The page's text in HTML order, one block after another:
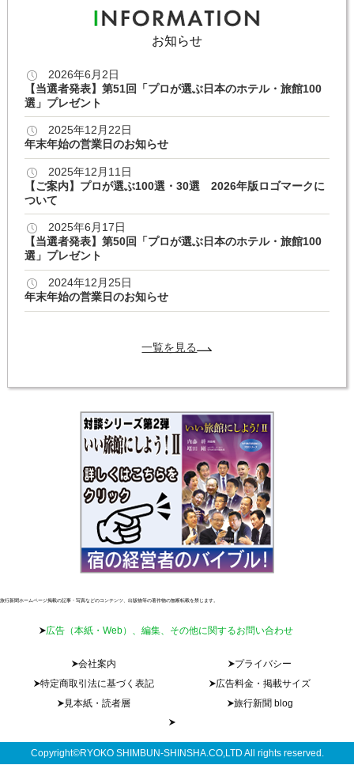
お知らせ
2026年6月2日
【当選者発表】第51回「プロが選ぶ日本のホテル・旅館100
選」プレゼント
2025年12月22日
年末年始の営業日のお知らせ
2025年12月11日
【ご案内】プロが選ぶ100選・30選 2026年版ロゴマークに
ついて
2025年6月17日
【当選者発表】第50回「プロが選ぶ日本のホテル・旅館100
選」プレゼント
2024年12月25日
年末年始の営業日のお知らせ
一覧を見る
旅行新聞ホームページ掲載の記事・写真などのコンテンツ、出版物等の著作物の無断転載を禁じます。
広告（本紙・Web）、編集、その他に関するお問い合わせ
会社案内
プライバシー
特定商取引法に基づく表記
広告料金・掲載サイズ
見本紙・読者層
旅行新聞 blog
Copyright©RYOKO SHIMBUN-SHINSHA.CO,LTD All rights reserved.